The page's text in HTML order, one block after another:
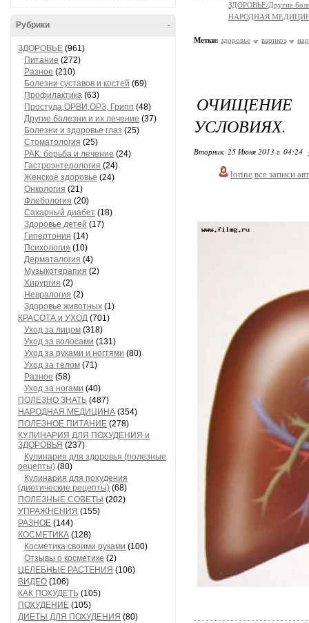
-
Рубрики
ЗДОРОВЬЕ (961)
Питание (272)
Разное (210)
Болезни суставов и костей (69)
Профилактика (63)
Простуда,ОРВИ,ОРЗ, Грипп (48)
Другие болезни и их лечение (37)
Болезни и здоровье глаз (25)
Стоматология (25)
РАК: борьба и лечение (24)
Гастроэнтерология (24)
Женское здоровье (24)
Онкология (21)
Флебология (20)
Сахарный диабет (18)
Здоровье детей (17)
Гипертония (14)
Психология (10)
Дерматалогия (4)
Музыкотерапия (2)
Хирургия (2)
Невралогия (2)
Здоровье животных (1)
КРАСОТА и УХОД (701)
Уход за лицом (318)
Уход за волосами (131)
Уход за руками и ногтями (80)
Уход за телом (71)
Разное (58)
Уход за ногами (40)
ПОЛЕЗНО ЗНАТЬ (487)
НАРОДНАЯ МЕДИЦИНА (354)
ПОЛЕЗНОЕ ПИТАНИЕ (278)
КУЛИНАРИЯ ДЛЯ ПОХУДЕНИЯ и
ЗДОРОВЬЯ (237)
Кулинария для здоровья (полезные
рецепты) (80)
Кулинария для похудения
(диетические рецепты) (68)
ПОЛЕЗНЫЕ СОВЕТЫ (202)
УПРАЖНЕНИЯ (155)
РАЗНОЕ (144)
КОСМЕТИКА (128)
Косметика своими руками (100)
Отзывы о косметике (2)
ЦЕЛЕБНЫЕ РАСТЕНИЯ (106)
ВИДЕО (106)
КАК ПОХУДЕТЬ (105)
ПОХУДЕНИЕ (105)
ДИЕТЫ ДЛЯ ПОХУДЕНИЯ (80)
ЗДОРОВЬЕ/Другие
НАРОДНАЯ
Метки: здоровье варикоз
УСЛОВИЯХ.
Вторник, 25 Июня 2013 г. 04:24
lorine все записи